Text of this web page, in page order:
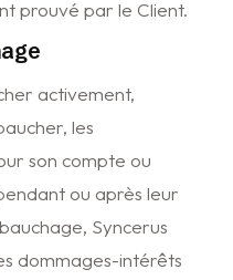
prouvé par le Client.
activement,
les
son compte ou
ou après leur
Syncerus
dommages-intérêts